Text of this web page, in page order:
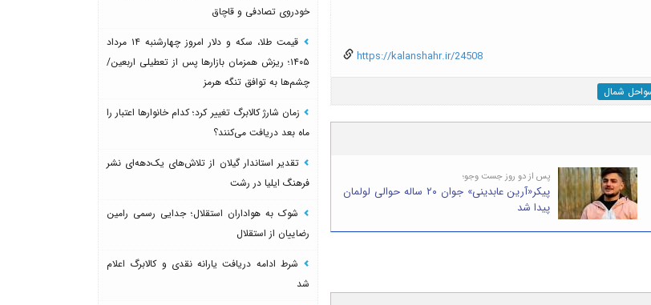
https://kalanshahr.ir/24508
شمال
پس از دو روز جست وجو؛
پیکر«آرین عابدینی» جوان ۲۰ ساله حوالی لولمان
پیدا شد
خودروی تصادفی و قاچاق
قیمت طلا، سکه و دلار امروز چهارشنبه ۱۴ مرداد
۱۴۰۵؛ ریزش همزمان بازارها پس از تعطیلی اربعین/
چشم‌ها به توافق تنگه هرمز
زمان شارژ کالابرگ تغییر کرد؛ کدام خانوارها اعتبار را
ماه بعد دریافت می‌کنند؟
تقدیر استاندار گیلان از تلاش‌های یک‌دهه‌ای نشر
فرهنگ ایلیا در رشت
شوک به هواداران استقلال؛ جدایی رسمی رامین
رضاییان از استقلال
شرط ادامه دریافت یارانه نقدی و کالابرگ اعلام
شد